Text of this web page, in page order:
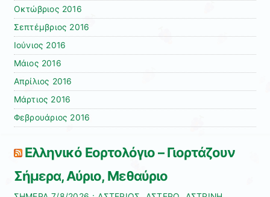
Οκτώβριος 2016
Σεπτέμβριος 2016
Ιούνιος 2016
Μάιος 2016
Απρίλιος 2016
Μάρτιος 2016
Φεβρουάριος 2016
Ελληνικό Εορτολόγιο – Γιορτάζουν
Σήμερα, Αύριο, Μεθαύριο